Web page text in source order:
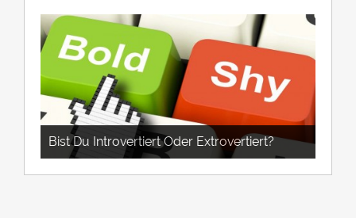
Bist Du Introvertiert Oder Extrovertiert?